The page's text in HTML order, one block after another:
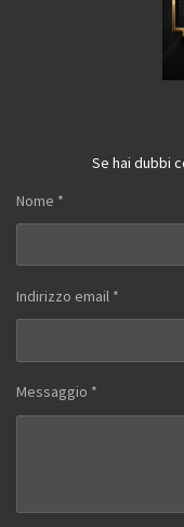
Se hai dubbi
Nome *
Indirizzo email *
Messaggio *